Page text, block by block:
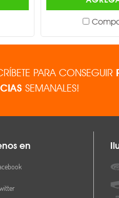
PARA CONSEGUIR
SEMANALES!
en